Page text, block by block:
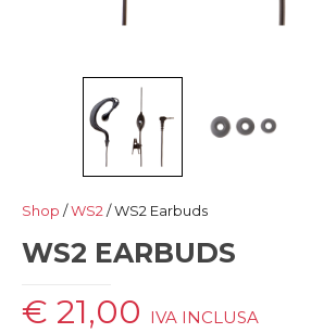
Shop /WS2 / WS2 Earbuds
WS2 EARBUDS
€ 21,00 IVA INCLUSA